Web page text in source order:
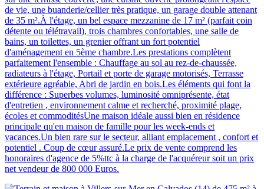
de vie, une buanderie/cellier très pratique, un garage double attenant
de 35 m².À l'étage, un bel espace mezzanine de 17 m² (parfait coin
détente ou télétravail), trois chambres confortables, une salle de
bains, un toilettes, un grenier offrant un fort potentiel
d'aménagement en 5ème chambre.Les prestations complètent
parfaitement l'ensemble : Chauffage au sol au rez-de-chaussée,
radiateurs à l'étage, Portail et porte de garage motorisés, Terrasse
extérieure agréable, Abri de jardin en bois.Les éléments qui font la
différence : Superbes volumes, luminosité omniprésente, état
d'entretien , environnement calme et recherché, proximité plage,
écoles et commoditésUne maison idéale aussi bien en résidence
principale qu'en maison de famille pour les week-ends et
vacances.Un bien rare sur le secteur, alliant emplacement , confort et
potentiel . Coup de cœur assuré.Le prix de vente comprend les
honoraires d'agence de 5%ttc à la charge de l'acquéreur soit un prix
net vendeur de 800 000 Euros.